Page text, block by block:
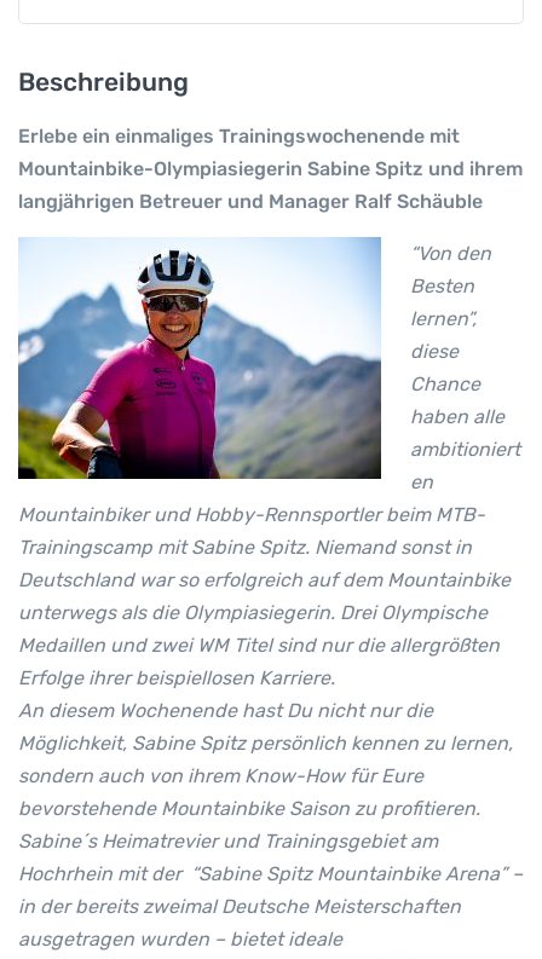
Beschreibung
Erlebe ein einmaliges Trainingswochenende mit
Mountainbike-Olympiasiegerin Sabine Spitz und ihrem
langjährigen Betreuer und Manager Ralf Schäuble
“Von den
Besten
lernen”,
diese
Chance
haben alle
ambitioniert
en
Mountainbiker und Hobby-Rennsportler beim MTB-
Trainingscamp mit Sabine Spitz. Niemand sonst in
Deutschland war so erfolgreich auf dem Mountainbike
unterwegs als die Olympiasiegerin. Drei Olympische
Medaillen und zwei WM Titel sind nur die allergrößten
Erfolge ihrer beispiellosen Karriere.
An diesem Wochenende hast Du nicht nur die
Möglichkeit, Sabine Spitz persönlich kennen zu lernen,
sondern auch von ihrem Know-How für Eure
bevorstehende Mountainbike Saison zu profitieren.
Sabine´s Heimatrevier und Trainingsgebiet am
Hochrhein mit der “Sabine Spitz Mountainbike Arena” –
in der bereits zweimal Deutsche Meisterschaften
ausgetragen wurden – bietet ideale